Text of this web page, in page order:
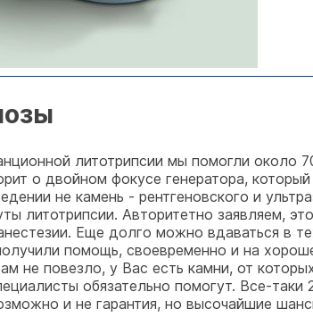
литотрипсии мы помогли около
о двойном фокусе генератора,
не камень - рентгеновского и
литотрипсии. Авторитетно заявляем,
Еще долго можно вдаваться в
помощь, своевременно и на
не повезло, у Вас есть камни, от
обязательно помогут. Все-
и не гарантия, но высочайшие